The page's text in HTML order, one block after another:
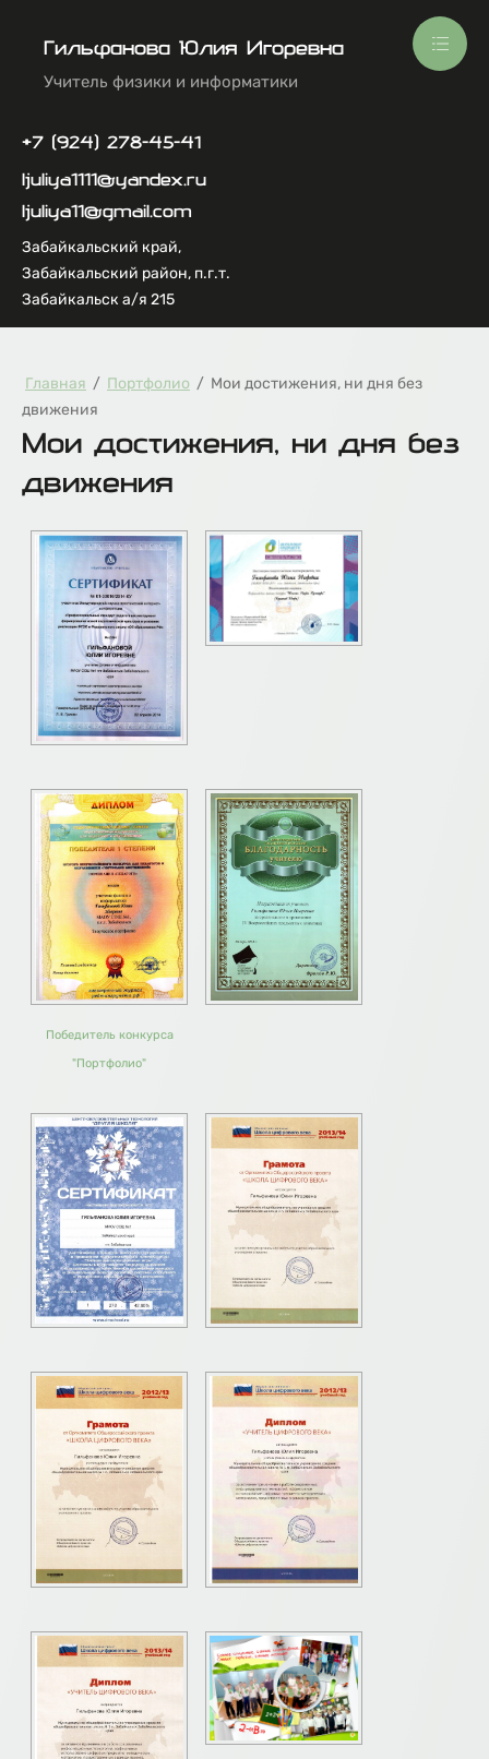
Гильфанова Юлия Игоревна
Учитель физики и информатики
+7 (924) 278-45-41
ljuliya1111@yandex.ru
ljuliya11@gmail.com
Забайкальский край,
Забайкальский район, п.г.т.
Забайкальск а/я 215
Главная / Портфолио / Мои достижения, ни дня без
движения
Мои достижения, ни дня без
движения
Победитель конкурса
"Портфолио"